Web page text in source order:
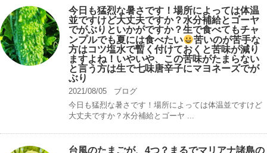
今日も猛烈な暑さです！場所によっては体温
並ですけど大丈夫ですか？水分補給とゴーヤ
でがぶりといかがですか？生で食べてもチャ
ンプルでも夏には食べたい
苦いのが苦手な
方はコツ塩水で暫く付けておくと苦味が減り
ますよね！いやいや、この苦味がたまらない
と言う方は生で七味唐辛子にマヨネーズでが
ぶり
2021/08/05
ブログ
今日も猛烈な暑さです！場所によっては体温並ですけど
大丈夫ですか？水分補給とゴーヤ ...
台風のたまごが、4つ？まるでマリアナ諸島の